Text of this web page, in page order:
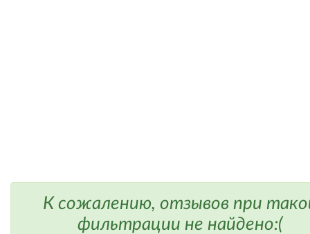
К сожалению, отзывов при
фильтрации не найдено:(